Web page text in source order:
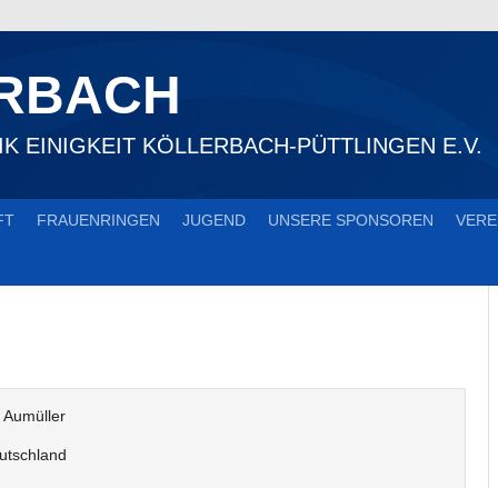
EINIGKEIT KÖLLERBACH-PÜTTLINGEN E.V.
FRAUENRINGEN JUGEND UNSERE SPONSOREN